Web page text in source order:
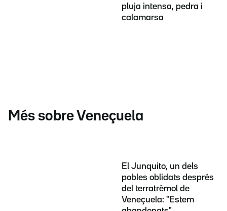
pluja intensa, pedra i
calamarsa
Més sobre Veneçuela
El Junquito, un dels
pobles oblidats després
del terratrèmol de
Veneçuela: "Estem